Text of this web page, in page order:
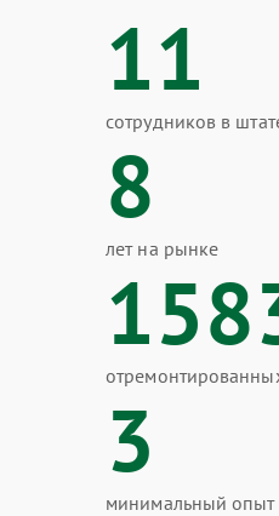
11
сотрудников в
8
лет на рынке
3
минимальный опыт